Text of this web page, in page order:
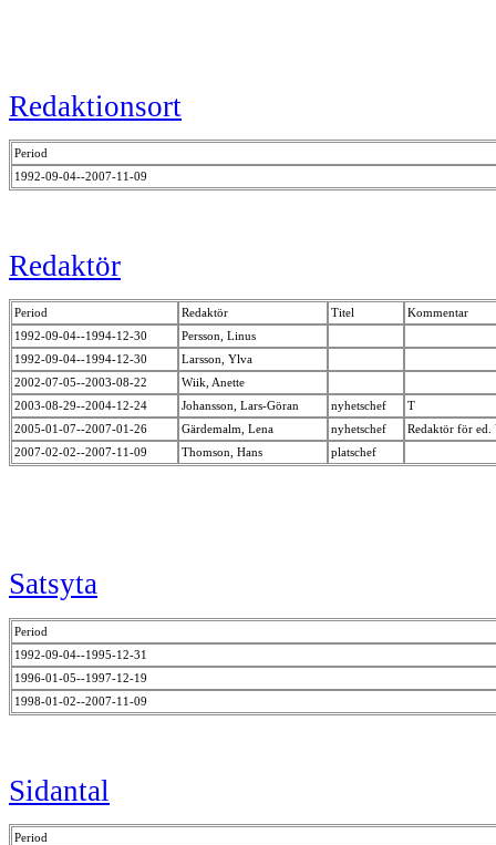
Redaktionsort
Period
1992-09-04--2007-11-09
Redaktör
Period Redaktör Titel
Kommentar
1992-09-04--1994-12-30
Persson, Linus
1992-09-04--1994-12-30
Larsson, Ylva
2002-07-05--2003-08-22
Wiik, Anette
2003-08-29--2004-12-24
Johansson, Lars-Göran nyhetschef
T
2005-01-07--2007-01-26
Gärdemalm, Lena nyhetschef
Redaktör för
2007-02-02--2007-11-09
Thomson, Hans platschef
Satsyta
Period
1992-09-04--1995-12-31
1996-01-05--1997-12-19
1998-01-02--2007-11-09
Sidantal
Period